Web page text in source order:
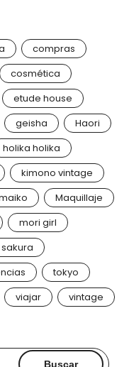
compras
cosmética
etude house
geisha
Haori
holika holika
kimono vintage
Maquillaje
mori girl
sakura
tokyo
viajar vintage
BuscarBuscar